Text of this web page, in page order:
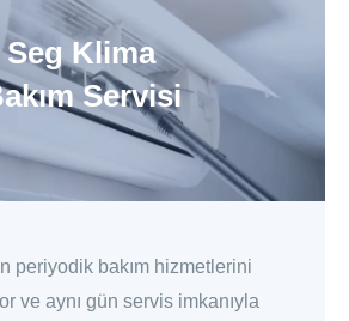
Seg Klima
Servisi
periyodik bakım hizmetlerini
ve aynı gün servis imkanıyla